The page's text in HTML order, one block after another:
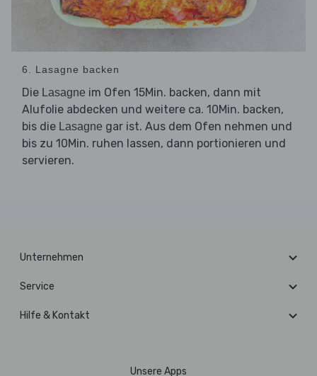
6. Lasagne backen
Die Lasagne im Ofen 15Min. backen, dann mit
Alufolie abdecken und weitere ca. 10Min. backen,
bis die Lasagne gar ist. Aus dem Ofen nehmen und
bis zu 10Min. ruhen lassen, dann portionieren und
servieren.
Unternehmen
Service
Hilfe & Kontakt
Unsere Apps